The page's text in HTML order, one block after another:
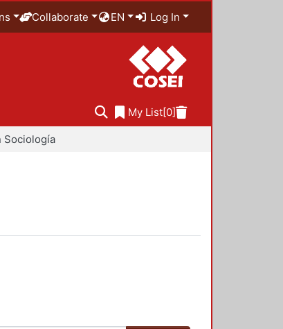
Collaborate EN Log In
My List[0]
Sociología